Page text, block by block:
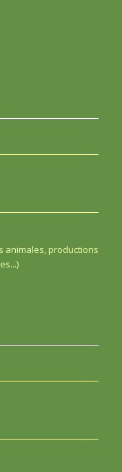
animales, productions